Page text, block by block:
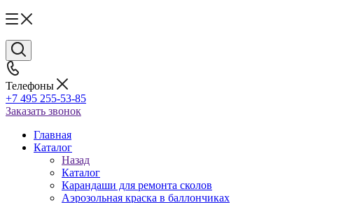
Телефоны
+7 495 255-53-85
Заказать звонок
Главная
Каталог
Назад
Каталог
Карандаши для ремонта сколов
Аэрозольная краска в баллончиках